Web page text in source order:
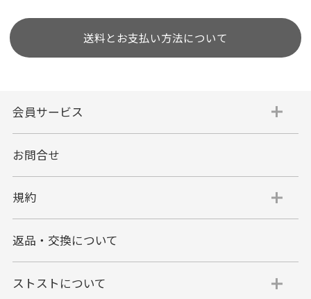
送料とお支払い方法について
会員サービス
お問合せ
規約
返品・交換について
ストストについて